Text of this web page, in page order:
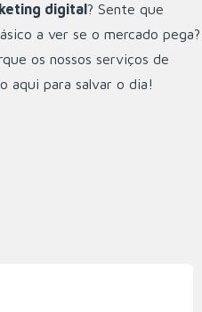
digital ? Sente que
a ver se o mercado pega?
os nossos serviços de
aqui para salvar o dia!